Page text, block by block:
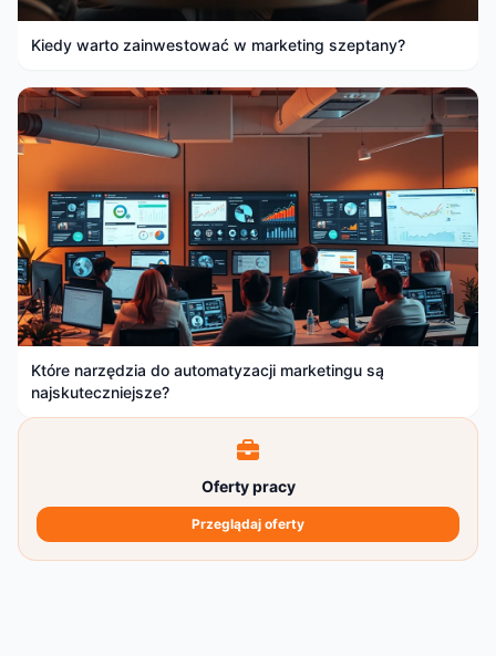
Kiedy warto zainwestować w marketing szeptany?
Które narzędzia do automatyzacji marketingu są
najskuteczniejsze?
Oferty pracy
Przeglądaj oferty